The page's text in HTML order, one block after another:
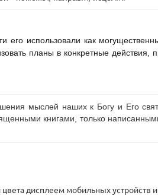
его использовали как
планы в конкретные действия,
мыслей наших к Богу и Его
книгами, только
цвета дисплеем мобильных устройств